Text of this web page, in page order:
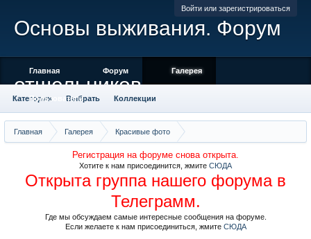
Войти или зарегистрироваться
Главная Галерея Красивые фото
Саяны, хребет Ергаки, фото Матниной
Регистрация на форуме снова открыта.
Хотите к нам присоединится, жмите СЮДА
Открыта группа нашего форума в
Телеграмм.
Где мы обсуждаем самые интересные сообщения на форуме.
Если желаете к нам присоединиться, жмите СЮДА
Основы выживания. Форум
отшельников
Главная Форум Галерея
Категории Выбрать Коллекции
Места отмеченные на карте Камера Облако тегов
Пользователи